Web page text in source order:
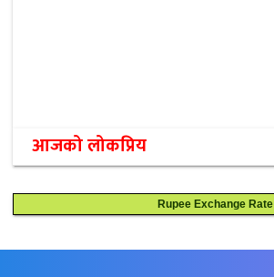
आजको लोकप्रिय
Rupee Exchange Rate